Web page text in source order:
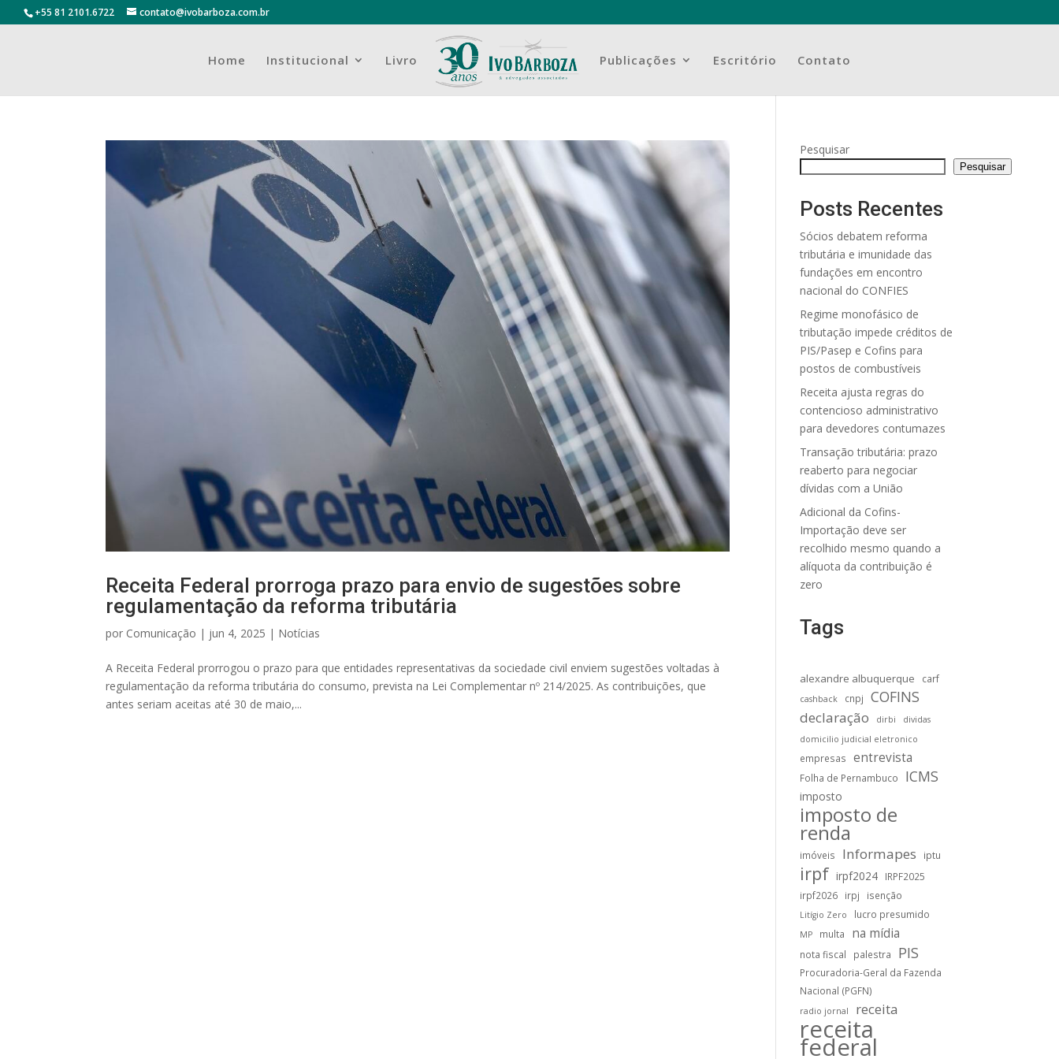
+55 81 2101.6722 contato@ivobarboza.com.br
Home Institucional Livro Publicações Escritório Contato
Receita Federal prorroga prazo para envio de sugestões sobre
regulamentação da reforma tributária
por Comunicação | jun 4, 2025 | Notícias
A Receita Federal prorrogou o prazo para que entidades representativas da sociedade civil enviem sugestões voltadas à
regulamentação da reforma tributária do consumo, prevista na Lei Complementar nº 214/2025. As contribuições, que
antes seriam aceitas até 30 de maio,...
Pesquisar
Pesquisar
Posts Recentes
Sócios debatem reforma
tributária e imunidade das
fundações em encontro
nacional do CONFIES
Regime monofásico de
tributação impede créditos de
PIS/Pasep e Cofins para
postos de combustíveis
Receita ajusta regras do
contencioso administrativo
para devedores contumazes
Transação tributária: prazo
reaberto para negociar
dívidas com a União
Adicional da Cofins-
Importação deve ser
recolhido mesmo quando a
alíquota da contribuição é
zero
Tags
alexandre albuquerque carf
cashback cnpj COFINS
declaração dirbi
dividas
domicilio judicial eletronico
empresas entrevista
Folha de Pernambuco ICMS
imposto
imposto de
renda
imóveis Informapes iptu
irpf irpf2024
IRPF2025
irpf2026
irpj isenção
Litígio Zero lucro presumido
MP multa na mídia
nota fiscal palestra PIS
Procuradoria-Geral da Fazenda
Nacional (PGFN)
radio jornal receita
receita
federal